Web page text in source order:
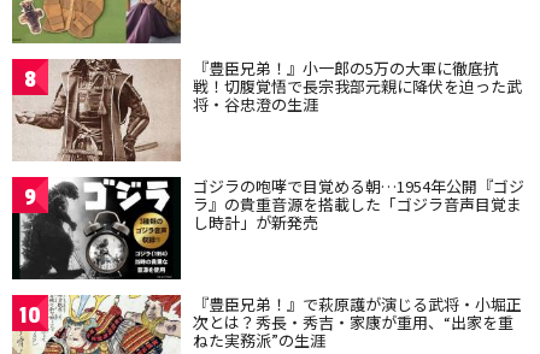
8 『豊臣兄弟！』小一郎の5万の大軍に徹底抗
戦！切腹覚悟で長宗我部元親に降伏を迫った武
将・谷忠澄の生涯
9 ゴジラの咆哮で目覚める朝…1954年公開『ゴジ
ラ』の貴重音源を搭載した「ゴジラ音声目覚ま
し時計」が新発売
10 『豊臣兄弟！』で萩原護が演じる武将・小堀正
次とは？秀長・秀吉・家康が重用、“出家を重
ねた実務派”の生涯